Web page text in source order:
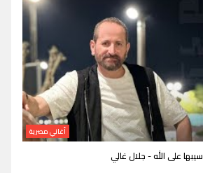
أغاني مصرية
سيبها على الله - جلال غالي